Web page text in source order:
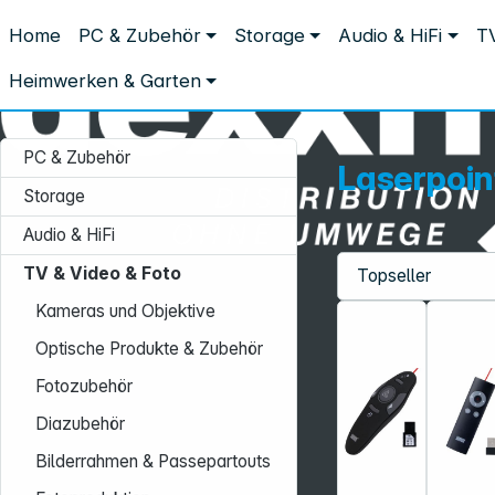
Home PC & Zubehör Storage Audio & HiFi
Heimwerken & Garten
TV & Video & Foto Videozubehör Laserpointer & Presenter
Laserpointer & Presenter
PC & Zubehör
Storage
Audio & HiFi
TV & Video & Foto
Kameras und Objektive
Optische Produkte & Zubehör
Fotozubehör
Diazubehör
Bilderrahmen & Passepartouts
Service-Hotline:
+49 931 9708–496
Mo. - Fr.: 08:00 - 17:00 Uhr